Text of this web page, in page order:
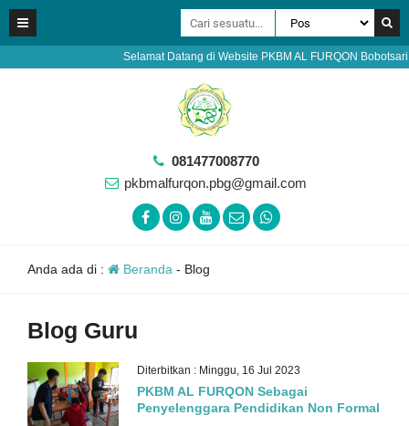
Selamat Datang di Website PKBM AL FURQON
081477008770
pkbmalfurqon.pbg@gmail.com
Anda ada di : Beranda - Blog
Blog Guru
Diterbitkan : Minggu, 16 Jul 2023
PKBM AL FURQON Sebagai
Penyelenggara Pendidikan Non Formal